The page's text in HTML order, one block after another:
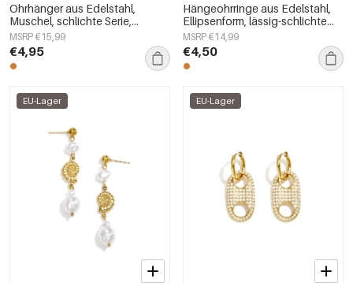
Ohrhänger aus Edelstahl,
Muschel, schlichte Serie,
Damenschmuck
MSRP €15,99
€4,95
Hängeohrringe aus Edelstahl,
Ellipsenform, lässig-schlichte
Serie, Damenschmuck
MSRP €14,99
€4,50
EU-Lager EU-Lager